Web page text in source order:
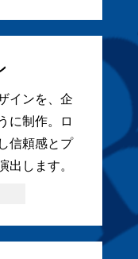
インを、企
に制作。ロ
信頼感とプ
出します。